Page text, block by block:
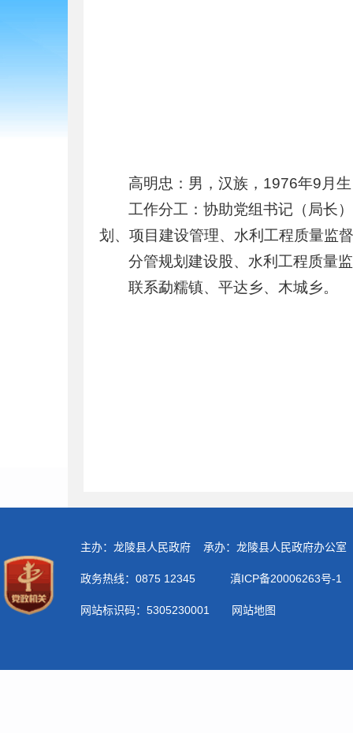
高明忠：男，汉族，1976年9月
工作分工：协助党组书记（局长
划、项目建设管理、水利工程质量监
分管规划建设股、水利工程质量
联系勐糯镇、平达乡、木城乡。